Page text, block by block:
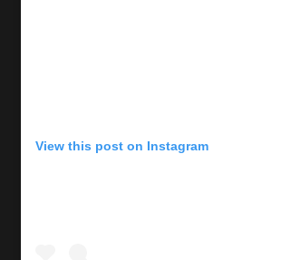
View this post on Instagram